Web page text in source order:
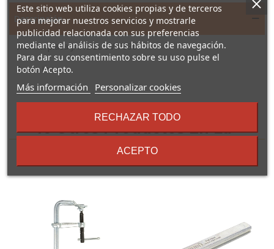
Descripción
Manilla/placa JANDEL SV-F336
Acero inox.
16 Otros Productos En La
Misma Categoría:
Este sitio web utiliza cookies propias y de terceros
para mejorar nuestros servicios y mostrarle
publicidad relacionada con sus preferencias
mediante el análisis de sus hábitos de navegación.
Para dar su consentimiento sobre su uso pulse el
botón Acepto.
Más información
sobre
términos
condiciones
Personalizar cookies
RECHAZAR TODO
ACEPTO